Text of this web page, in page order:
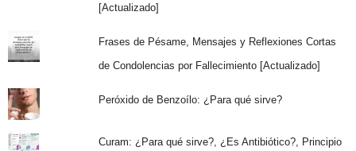
[Actualizado]
Frases de Pésame, Mensajes y Reflexiones Cortas
de Condolencias por Fallecimiento [Actualizado]
Peróxido de Benzoílo: ¿Para qué sirve?
Curam: ¿Para qué sirve?, ¿Es Antibiótico?, Principio